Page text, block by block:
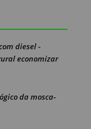
diesel -
economizar
da mosca-